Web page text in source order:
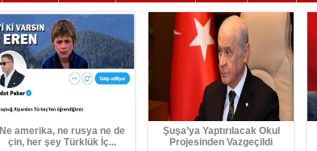
Ne amerika, ne rusya ne de
çin, her şey Türklük İç...
Şuşa’ya Yaptırılacak Okul
Projesinden Vazgeçildi